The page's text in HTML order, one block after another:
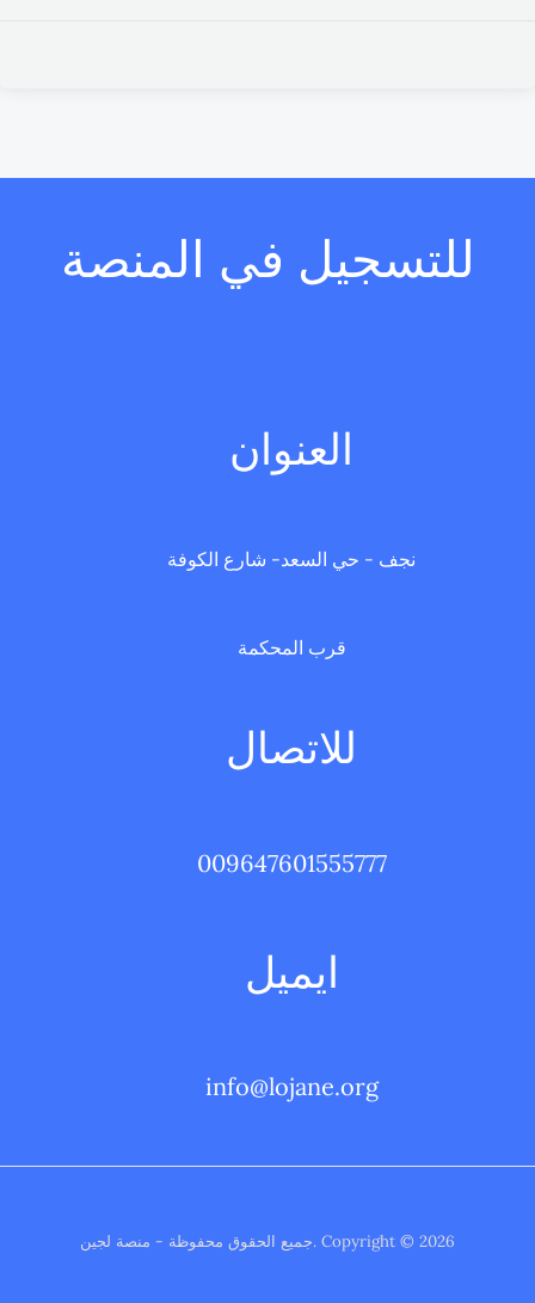
للتسجيل في المنصة
العنوان
نجف - حي السعد- شارع الكوفة
قرب المحكمة
للاتصال
009647601555777
ايميل
info@lojane.org
Copyright © 2026 .جميع الحقوق محفوظة - منصة لجين